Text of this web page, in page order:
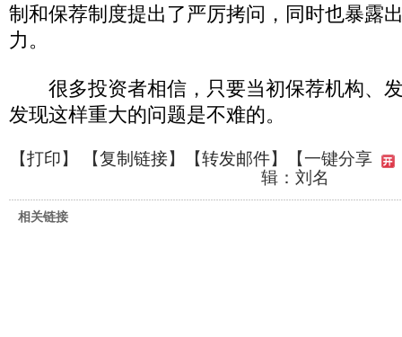
制和保荐制度提出了严厉拷问，同时也暴露
力。
很多投资者相信，只要当初保荐机构、
发现这样重大的问题是不难的。
【打印】 【复制链接】【转发邮件】
【一键分享
辑：刘名
相关链接